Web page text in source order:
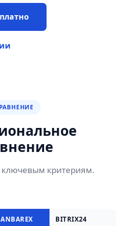
критериям.
ANBAREX BITRIX24